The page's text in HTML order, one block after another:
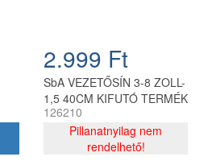
2.999 Ft
SbA VEZETŐSÍN 3-8 ZOLL-
1,5 40CM KIFUTÓ TERMÉK
126210
Pillanatnyilag nem
rendelhető!